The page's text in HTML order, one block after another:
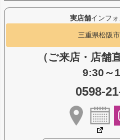
実店舗インフ
三重県松阪
（ご来店・店舗
9:30～
0598-